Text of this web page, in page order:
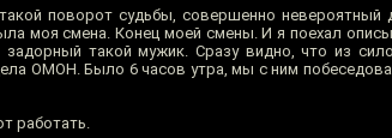
поворот судьбы, совершенно невероятный
моя смена. Конец моей смены. И я поехал
такой мужик. Сразу видно, что из
ОМОН. Было 6 часов утра, мы с ним
работать.